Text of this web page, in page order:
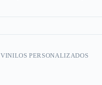
VINILOS PERSONALIZADOS